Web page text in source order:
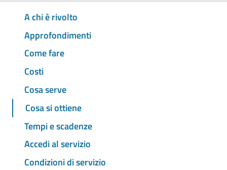
A chi è rivolto
Approfondimenti
Come fare
Costi
Cosa serve
Cosa si ottiene
Tempi e scadenze
Accedi al servizio
Condizioni di servizio